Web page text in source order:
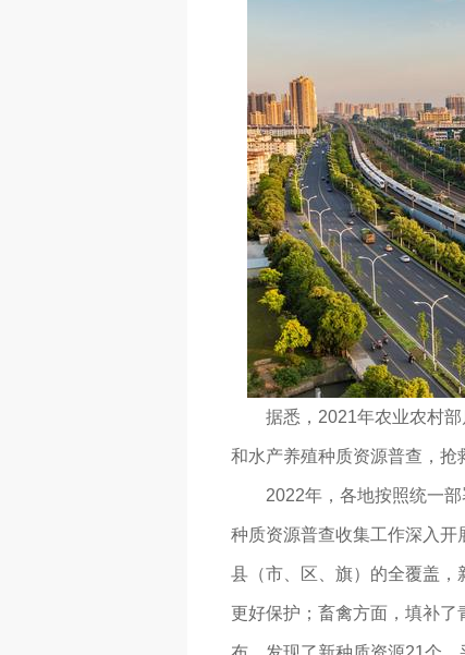
据悉，2021年农业农村部
和水产养殖种质资源普查，抢
2022年，各地按照统一部
种质资源普查收集工作深入
县（市、区、旗）的全覆盖，
更好保护；畜禽方面，填补